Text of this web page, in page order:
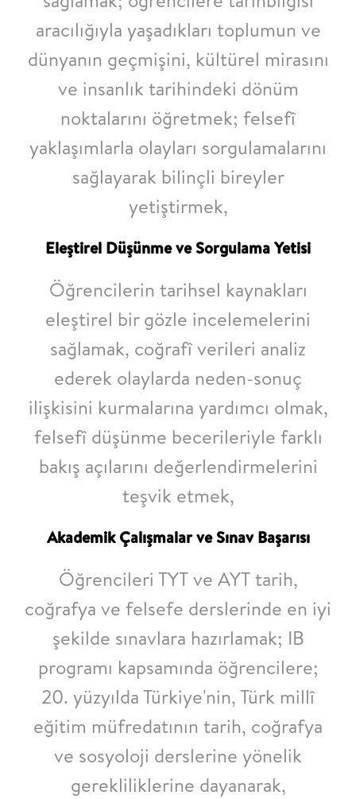
aracılığıyla yaşadıkları toplumun ve
dünyanın geçmişini, kültürel mirasını
ve insanlık tarihindeki dönüm
noktalarını öğretmek; felsefî
yaklaşımlarla olayları sorgulamalarını
sağlayarak bilinçli bireyler
yetiştirmek,
Eleştirel Düşünme ve Sorgulama Yetisi
Öğrencilerin tarihsel kaynakları
eleştirel bir gözle incelemelerini
sağlamak, coğrafîverileri analiz
ederek olaylarda neden-sonuç
ilişkisini kurmalarına yardımcı olmak,
felsefî düşünme becerileriyle farklı
bakış açılarını değerlendirmelerini
teşvik etmek,
Akademik Çalışmalar ve Sınav Başarısı
Öğrencileri TYT ve AYT tarih,
coğrafya ve felsefe derslerinde en iyi
şekilde sınavlara hazırlamak; IB
programı kapsamında öğrencilere;
20. yüzyılda Türkiye'nin, Türk millî
eğitim müfredatının tarih, coğrafya
ve sosyoloji derslerine yönelik
gerekliliklerine dayanarak,